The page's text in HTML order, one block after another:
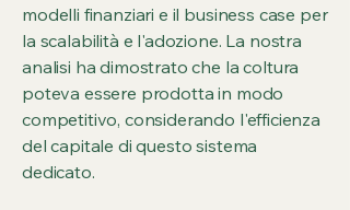
modelli finanziari e il business case per
la scalabilità e l'adozione. La nostra
analisi ha dimostrato che la coltura
poteva essere prodotta in modo
competitivo, considerando l'efficienza
del capitale di questo sistema
dedicato.